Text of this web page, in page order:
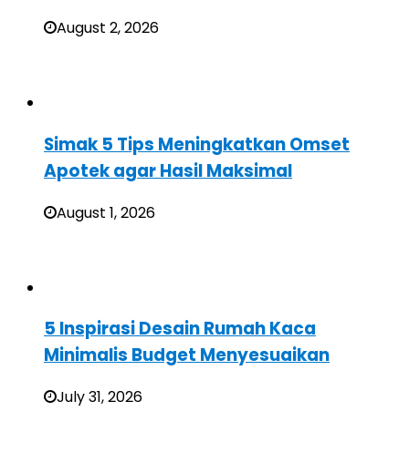
August 2, 2026
Simak 5 Tips Meningkatkan Omset
Apotek agar Hasil Maksimal
August 1, 2026
5 Inspirasi Desain Rumah Kaca
Minimalis Budget Menyesuaikan
July 31, 2026